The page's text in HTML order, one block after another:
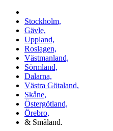
Stockholm,
Gävle,
Uppland,
Roslagen,
Västmanland,
Sörmland,
Dalarna,
Västra Götaland,
Skåne,
Östergötland,
Örebro,
& Småland.